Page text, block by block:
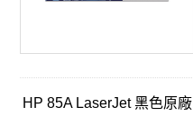
HP 85A LaserJet 黑色原廠